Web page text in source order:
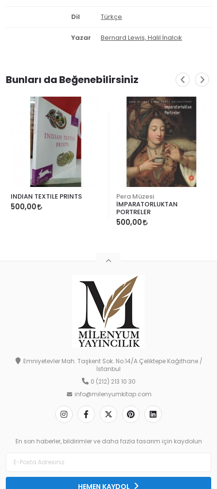
Dil Türkçe
Yazar Bernard Lewis, Halil İnalcık
Bunları da Beğenebilirsiniz
INDIAN TEXTILE PRINTS
500,00
Pera Müzesi
İMPARATORLUKTAN
PORTRELER
500,00
Emniyetevler Mah. Taşkent Sok. No:14/A Çeliktepe Kağıthane /
İstanbul
0 (212) 213 10 30
info@milenyumkitap.com
En son haberler, bildirimler ve daha fazla tasarım için kaydolun
HEMEN KAYDOL